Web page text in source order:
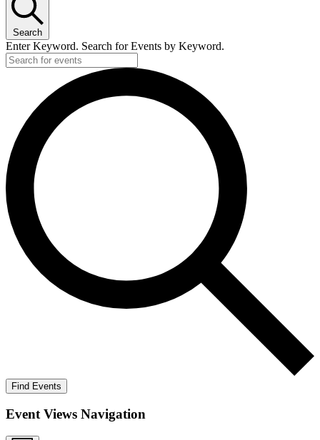
Search
Enter Keyword. Search for Events by Keyword.
Find Events
Event Views Navigation